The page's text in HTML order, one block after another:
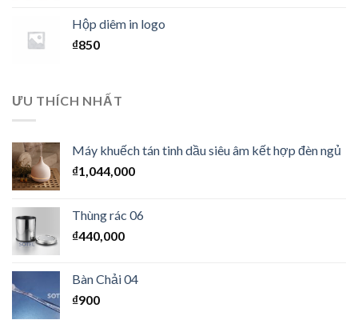
Hộp diêm in logo
₫850
ƯU THÍCH NHẤT
Máy khuếch tán tinh dầu siêu âm kết hợp đèn ngủ
₫1,044,000
Thùng rác 06
₫440,000
Bàn Chải 04
₫900